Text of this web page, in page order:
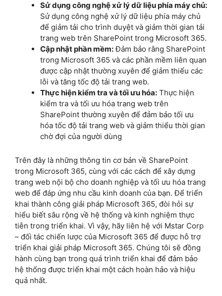
Sử dụng công nghệ xử lý dữ liệu phía máy chủ:
Sử dụng công nghệ xử lý dữ liệu phía máy chủ
để giảm tải cho trình duyệt và giảm thời gian tải
trang web trên SharePoint trong Microsoft 365.
Cập nhật phần mềm:Đảm bảo rằng SharePoint
trong Microsoft 365 và các phần mềm liên quan
được cập nhật thường xuyên để giảm thiểu các
lỗi và tăng tốc độ tải trang web.
Thực hiện kiểm tra và tối ưu hóa: Thực hiện
kiểm tra và tối ưu hóa trang web trên
SharePoint thường xuyên để đảm bảo tối ưu
hóa tốc độ tải trang web và giảm thiểu thời gian
chờ đợi của người dùng
Trên đây là những thông tin cơ bản về SharePoint
trong Microsoft 365, cùng với các cách để xây dựng
trang web nội bộ cho doanh nghiệp và tối ưu hóa trang
web để đáp ứng nhu cầu kinh doanh của bạn. Để triển
khai thành công giải pháp Microsoft 365, đòi hỏi sự
hiểu biết sâu rộng về hệ thống và kinh nghiệm thực
tiễn trong triển khai. Vì vậy, hãy liên hệ với Mstar Corp
– đối tác chiến lược của Microsoft 365 để được hỗ trợ
triển khai giải pháp Microsoft 365. Chúng tôi sẽ đồng
hành cùng bạn trong quá trình triển khai để đảm bảo
hệ thống được triển khai một cách hoàn hảo và hiệu
quả nhất.